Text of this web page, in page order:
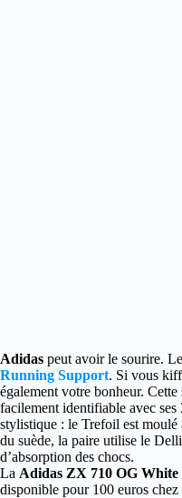
Adidas peut avoir le sourire.
Running Support. Si vous
également votre bonheur.
facilement identifiable avec
stylistique : le Trefoil est moulé
du suède, la paire utilise le
d’absorption des chocs.
La Adidas ZX 710 OG
disponible pour 100 euros chez